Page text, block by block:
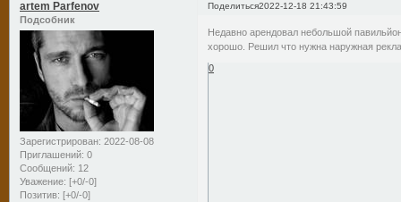
Поделиться2022-12-18 21:43:59
artem Parfenov
Подсобник
Зарегистрирован: 2022-08-08
Приглашений: 0
Сообщений: 12
Уважение: [+0/-0]
Позитив: [+0/-0]
Недавно арендовал небольшой
хорошо. Решил что нужна наружная
0